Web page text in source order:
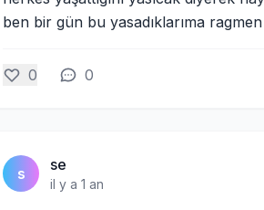
ben bir gün bu yasadıklarıma
0 0
s se
il y a 1 an